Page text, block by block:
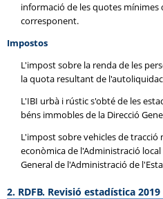
informació de les quotes
corresponent.
Impostos
L'impost sobre la renda de les
la quota resultant de
L'IBI urbà i rústic s'obté de les
béns immobles de la Direcció
L'impost sobre vehicles de
econòmica de l'Administració
General de l'Administració de
2. RDFB. Revisió estadística 2019